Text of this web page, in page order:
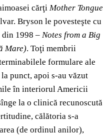
cărţi Mother Tongue
Bryson le povesteşte cu
din 1998 – Notes from a Big
Mare). Toţi membrii
formulare ale
punct, apoi s-au văzut
în interiorul Americii
la o clinică recunoscută
călătoria s-a
(de ordinul anilor),